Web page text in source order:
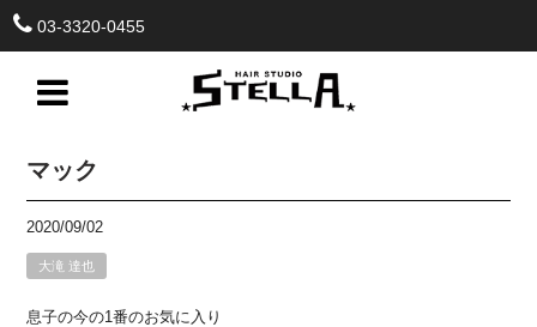
03-3320-0455
マック
2020/09/02
大滝 達也
息子の今の1番のお気に入り